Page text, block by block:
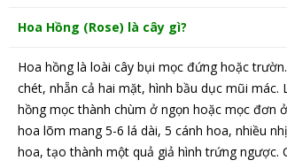
Hoa Hồng (Rose) là cây gì?
Hoa hồng là loài cây bụi mọc đứng hoặc
chét, nhẵn cả hai mặt, hình bầu dục mũi mác.
hồng mọc thành chùm ở ngọn hoặc mọc đơn
hoa lõm mang 5-6 lá dài, 5 cánh hoa, nhiều
hoa, tạo thành một quả giả hình trứng ngược.